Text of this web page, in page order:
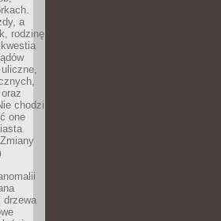
a
rodzinę
chodzi
one
drzewa